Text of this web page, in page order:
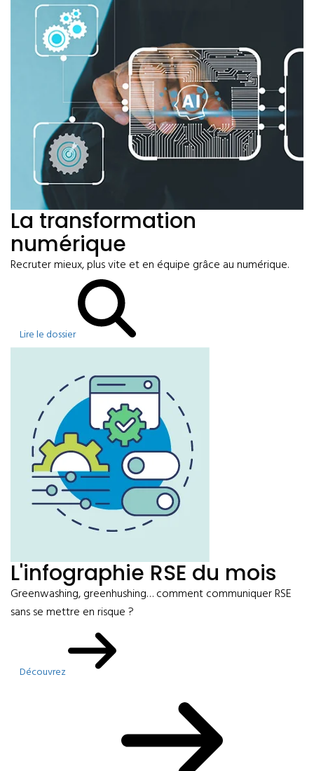
La transformation
numérique
Recruter mieux, plus vite et en équipe grâce au numérique.
Lire le dossier
L'infographie RSE du mois
Greenwashing, greenhushing… comment communiquer RSE
sans se mettre en risque ?
Découvrez